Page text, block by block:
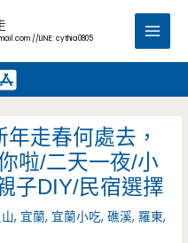
//LINE: cythia0805
Main
走春何處去，
啦/二天一夜/小
子DIY/民宿選擇
山, 宜蘭, 宜蘭小吃,礁溪, 羅東,